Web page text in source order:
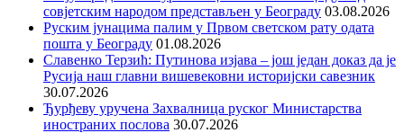
совјетским народом представљен у Београду 03.08.2026
Руским јунацима палим у Првом светском рату одата
пошта у Београду 01.08.2026
Славенко Терзић: Путинова изјава – још један доказ да је
Русија наш главни вишевековни историјски савезник
30.07.2026
Ђурђеву уручена Захвалница руског Министарства
иностраних послова 30.07.2026